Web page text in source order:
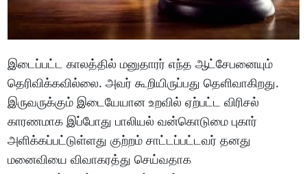
இடைப்பட்ட காலத்தில் மனுதாரர் எந்த ஆட்சேபனையும்
தெரிவிக்கவில்லை. அவர் கூறியிருப்பது தெளிவாகிறது.
இருவருக்கும் இடையேயான உறவில் ஏற்பட்ட விரிசல்
காரணமாக இப்போது பாலியல் வன்கொடுமை புகார்
அளிக்கப்பட்டுள்ளது குற்றம் சாட்டப்பட்டவர் தனது
மனைவியை விவாகரத்து செய்வதாக